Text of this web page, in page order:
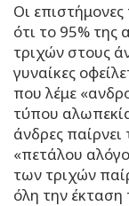
Οι
ότι το 95% της
τριχών στους
γυναίκες
που λέμε
τύπου
άνδρες
«πετάλου
των τριχών
όλη την έκταση